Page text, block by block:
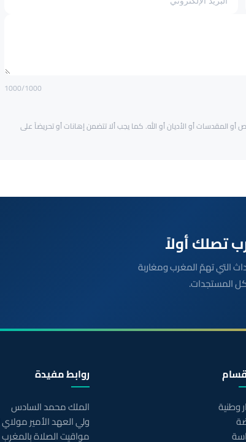
1000/1000
أو المقدسات أو الأديان أو الله. كما يجب ألا تتضمن إهانات أو تحريضاً على
الأحداث التي تهمّ المغرب ومغاربة
المستجدات.
وطنية
روابط مفيدة
الملك محمد السادس
ولي العهد الأمير
مواقيت الصلاة بالمغرب